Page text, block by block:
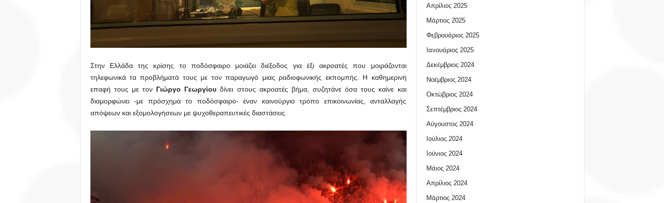
Στην Ελλάδα της κρίσης το ποδόσφαιρο μοιάζει διέξοδος για έξι ακροατές που μοιράζονται
τηλεφωνικά τα προβλήματά τους με τον παραγωγό μιας ραδιοφωνικής εκπομπής. Η καθημερινή
επαφή τους με τον Γιώργο Γεωργίου δίνει στους ακροατές βήμα, συζητάνε όσα τους καίνε και
διαμορφώνει -με πρόσχημα το ποδόσφαιρο- έναν καινούργιο τρόπο επικοινωνίας, ανταλλαγής
απόψεων και εξομολογήσεων με ψυχοθεραπευτικές διαστάσεις.
Απρίλιος 2025
Μάρτιος 2025
Φεβρουάριος 2025
Ιανουάριος 2025
Δεκέμβριος 2024
Νοέμβριος 2024
Οκτώβριος 2024
Σεπτέμβριος 2024
Αύγουστος 2024
Ιούλιος 2024
Ιούνιος 2024
Μάιος 2024
Απρίλιος 2024
Μάρτιος 2024